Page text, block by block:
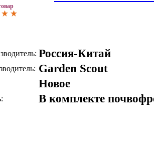
Россия-Китай
Garden Scout
Новое
В комплекте